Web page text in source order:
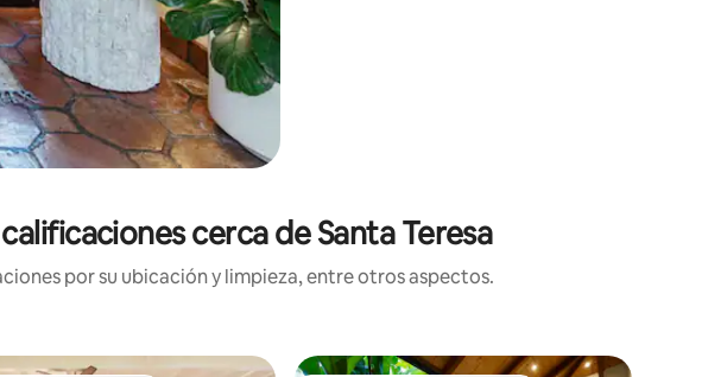
cerca de Santa Teresa
por su ubicación y limpieza, entre otros aspectos.